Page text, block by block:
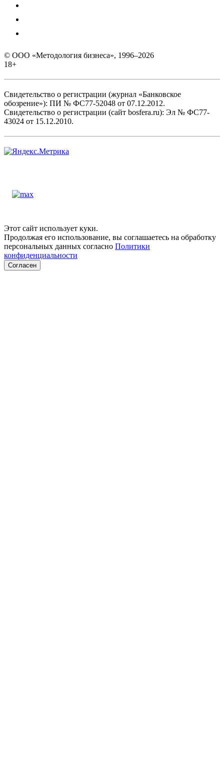
© ООО «Методология бизнеса», 1996–2026
18+
Свидетельство о регистрации (журнал «Банковское
обозрение»): ПИ № ФС77-52048 от 07.12.2012.
Свидетельство о регистрации (сайт bosfera.ru): Эл № ФС77-
43024 от 15.12.2010.
Этот сайт использует куки.
Продолжая его использование, вы соглашаетесь на обработку
персональных данных согласно Политики
конфиденциальности
Согласен